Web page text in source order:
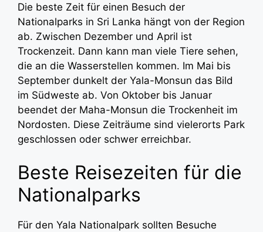
Die beste Zeit für einen Besuch der
Nationalparks in Sri Lanka hängt von der Region
ab. Zwischen Dezember und April ist
Trockenzeit. Dann kann man viele Tiere sehen,
die an die Wasserstellen kommen. Im Mai bis
September dunkelt der Yala-Monsun das Bild
im Südweste ab. Von Oktober bis Januar
beendet der Maha-Monsun die Trockenheit im
Nordosten. Diese Zeiträume sind vielerorts Park
geschlossen oder schwer erreichbar.
Beste Reisezeiten für die
Nationalparks
Für den Yala Nationalpark sollten Besuche